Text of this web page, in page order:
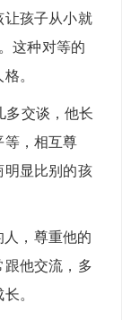
让孩子从小就
这种对等的
。
交谈，他长
，相互尊
显比别的孩
，尊重他的
他交流，多
。